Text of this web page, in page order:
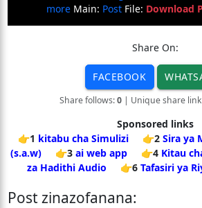
moreMain: PostFile: Download
Share On:
FACEBOOK
Share follows:0| Unique share
Sponsored links
👉1 kitabu cha Simulizi 👉2 Sira ya
(s.a.w)
👉3 ai web app 👉4 Kitau
za Hadithi Audio
👉6 Tafasiri ya
Post zinazofanana: